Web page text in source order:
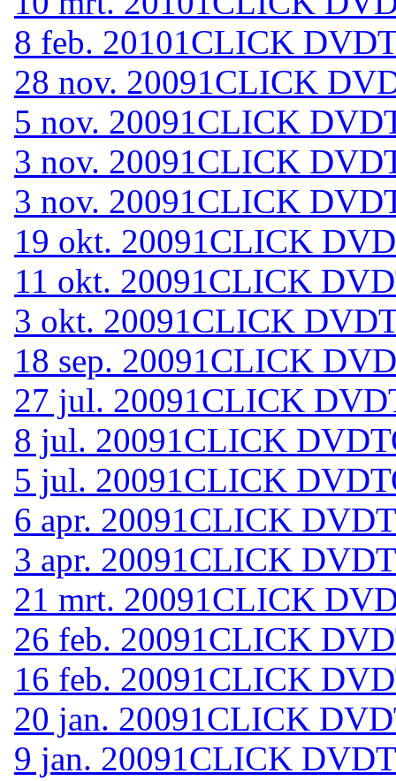
8 feb. 20101CLICK
28 nov. 20091CLICK
5 nov. 20091CLICK
3 nov. 20091CLICK
3 nov. 20091CLICK
19 okt. 20091CLICK
11 okt. 20091CLICK
3 okt. 20091CLICK
18 sep. 20091CLICK
27 jul. 20091CLICK
8 jul. 20091CLICK
5 jul. 20091CLICK
6 apr. 20091CLICK
3 apr. 20091CLICK
21 mrt. 20091CLICK
26 feb. 20091CLICK
16 feb. 20091CLICK
20 jan. 20091CLICK
9 jan. 20091CLICK